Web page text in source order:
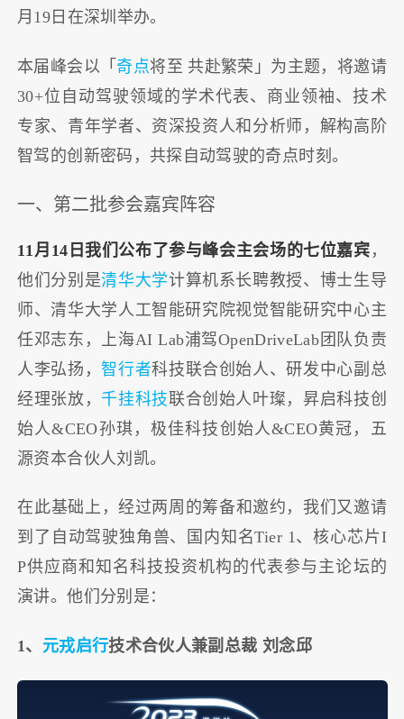
月19日在深圳举办。
本届峰会以「 奇点将至 共赴繁荣」为主题，将邀请
30+位自动驾驶领域的学术代表、商业领袖、技术
专家、青年学者、资深投资人和分析师，解构高阶
智驾的创新密码，共探自动驾驶的奇点时刻。
一、第二批参会嘉宾阵容
11月14日我们公布了参与峰会主会场的七位嘉宾 ，
他们分别是清华大学计算机系长聘教授、博士生导
师、清华大学人工智能研究院视觉智能研究中心主
任邓志东，上海AI Lab浦驾OpenDriveLab团队负责
人李弘扬，智行者科技联合创始人、研发中心副总
经理张放， 千挂科技联合创始人叶璨，昇启科技创
始人&CEO孙琪，极佳科技创始人&CEO黄冠，五
源资本合伙人刘凯。
​在此基础上，经过两周的筹备和邀约，我们又邀请
到了自动驾驶独角兽、国内知名Tier 1、核心芯片I
P供应商和知名科技投资机构的代表参与主论坛的
演讲。他们分别是：
1、 元戎启行技术合伙人兼副总裁 刘念邱